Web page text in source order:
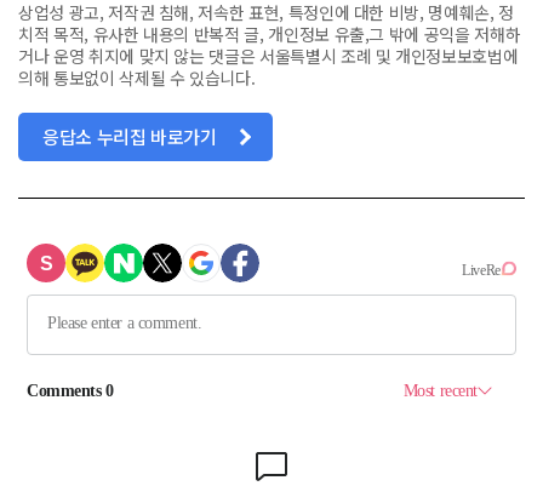
상업성 광고, 저작권 침해, 저속한 표현, 특정인에 대한 비방, 명예훼손, 정
치적 목적, 유사한 내용의 반복적 글, 개인정보 유출,그 밖에 공익을 저해하
거나 운영 취지에 맞지 않는 댓글은 서울특별시 조례 및 개인정보보호법에
의해 통보없이 삭제될 수 있습니다.
응답소 누리집 바로가기